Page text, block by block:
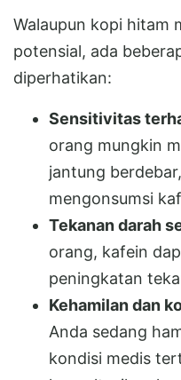
Walaupun kopi hitam
potensial, ada
diperhatikan:
Sensitivitas
orang mungkin
jantung
mengonsumsi
Tekanan darah
orang, kafein
peningkatan
Kehamilan dan
Anda sedang
kondisi medis